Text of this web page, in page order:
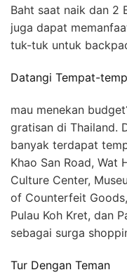
Baht saat naik dan 2
juga dapat
tuk-tuk untuk
Datangi Tempat-
mau menekan
gratisan di Thailand.
banyak terdapat
Khao San Road, Wat
Culture Center,
of Counterfeit
Pulau Koh Kret, dan
sebagai surga
Tur Dengan Teman